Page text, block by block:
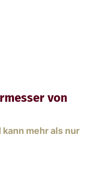
von
mehr als nur